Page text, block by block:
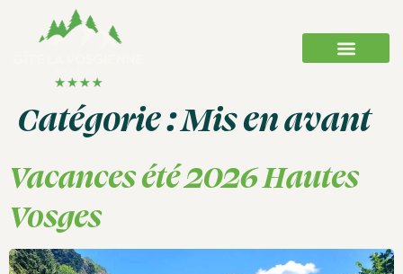
Catégorie :Mis en avant
Vacances été 2026 Hautes
Vosges